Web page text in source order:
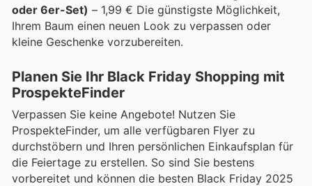
oder 6er-Set) – 1,99 € Die günstigste Möglichkeit,
Ihrem Baum einen neuen Look zu verpassen oder
kleine Geschenke vorzubereiten.
Planen Sie Ihr Black Friday Shopping mit
ProspekteFinder
Verpassen Sie keine Angebote! Nutzen Sie
ProspekteFinder, um alle verfügbaren Flyer zu
durchstöbern und Ihren persönlichen Einkaufsplan für
die Feiertage zu erstellen. So sind Sie bestens
vorbereitet und können die besten Black Friday 2025